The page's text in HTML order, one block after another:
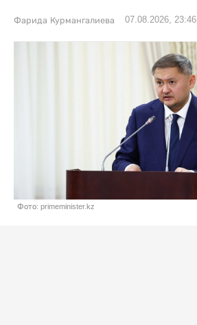
Фарида Курмангалиева 07.08.2026, 23:46
Фото: primeminister.kz